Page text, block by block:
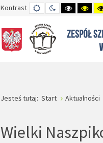
Kontrast TRYB
DOMYŚLNY
TRYB
DZIENNY
WYSOKI
CZARNO-
KONTRAST
Jesteś tutaj: Start Aktualności
Wielki